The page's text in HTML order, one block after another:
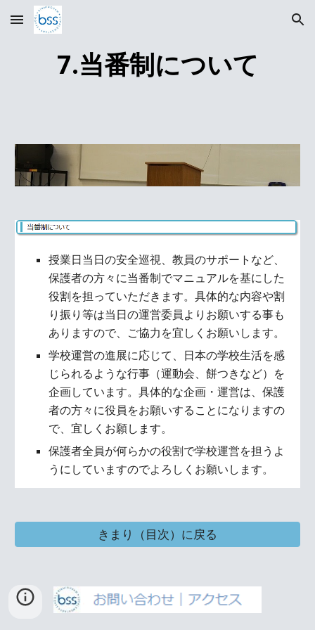
Skip to main content Skip to navigation
7.当番制について
授業日当日の安全巡視、教員のサポートなど、
保護者の方々に当番制でマニュアルを基にした
役割を担っていただきます。具体的な内容や割
り振り等は当日の運営委員よりお願いする事も
ありますので、ご協力を宜しくお願いします。
学校運営の進展に応じて、日本の学校生活を感
じられるような行事（運動会、餅つきなど）を
企画しています。具体的な企画・運営は、保護
者の方々に役員をお願いすることになりますの
で、宜しくお願します。
保護者全員が何らかの役割で学校運営を担うよ
うにしていますのでよろしくお願いします。
きまり（目次）に戻る